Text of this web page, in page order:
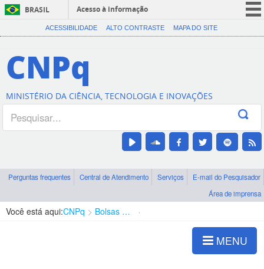
BRASIL
Acesso à informação
CORONAVÍRUS (COVID-19)
Canais
ACESSIBILIDADE ALTO CONTRASTE MAPA DO SITE
CNPq
MINISTÉRIO DA CIÊNCIA, TECNOLOGIA E INOVAÇÕES
Perguntas frequentes Central de Atendimento Serviços
E-mail do Pesquisador
Área de imprensa
Você está aqui:CNPq Bolsas e Auxílios Vigentes
MENU